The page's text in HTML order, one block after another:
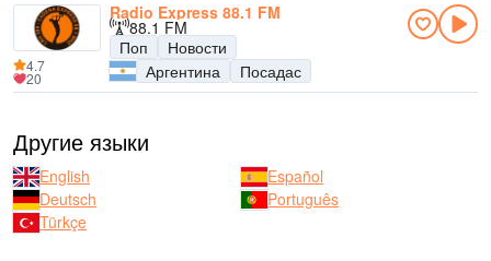
Radio Express 88.1 FM
88.1 FM
Поп
Новости
Аргентина
Посадас
4.7
20
Другие языки
English
Español
Deutsch
Português
Türkçe